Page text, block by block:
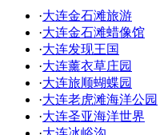
·大连金石滩旅游
·大连金石滩蜡像馆
·大连发现王国
·大连薰衣草庄园
·大连旅顺蝴蝶园
·大连老虎滩海洋公园
·大连圣亚海洋世界